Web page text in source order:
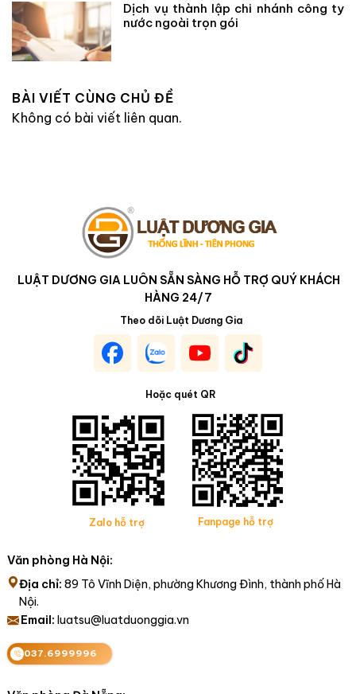
Dịch vụ thành lập chi nhánh công ty
nước ngoài trọn gói
BÀI VIẾT CÙNG CHỦ ĐỀ
Không có bài viết liên quan.